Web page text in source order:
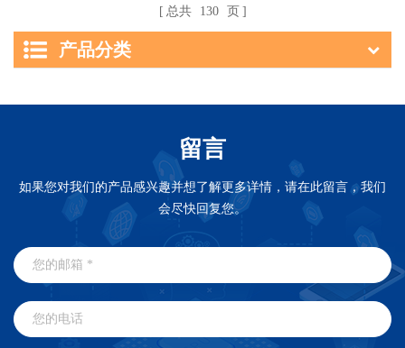
总共 130 页
产品分类
留言
如果您对我们的产品感兴趣并想了解更多详情，请在此留言，我们
会尽快回复您。